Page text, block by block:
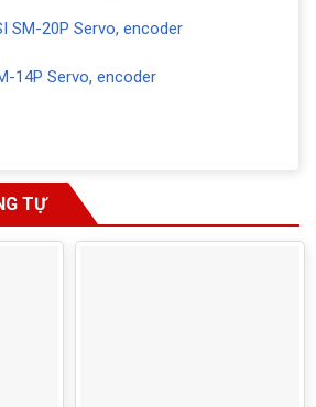
SM-20P Servo, encoder
14P Servo, encoder
TỰ